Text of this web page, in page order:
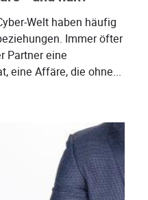
Welt haben häufig
Immer öfter
Partner eine
eine Affäre, die ohne...